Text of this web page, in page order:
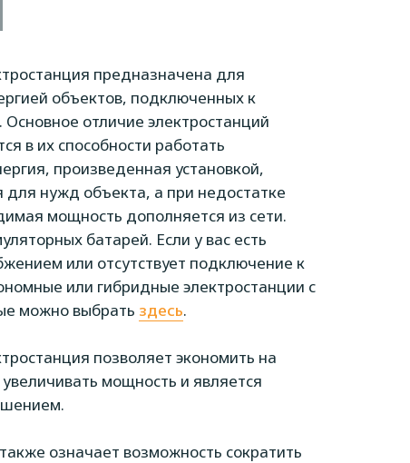
предназначена для
объектов, подключенных к
отличие электростанций
в их способности работать
произведенная установкой,
для нужд объекта, а при недостатке
мощность дополняется из сети.
батарей. Если у вас есть
или отсутствует подключение к
или гибридные электростанции с
можно выбрать здесь.
позволяет экономить на
мощность и является
означает возможность сократить